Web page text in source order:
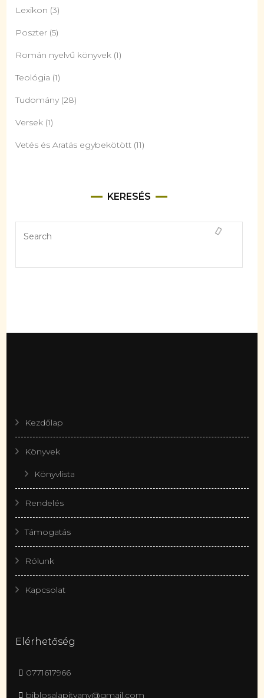
Lexikon (3)
Poszter (5)
Román nyelvű könyvek (1)
Teológia (1)
Tudomány (28)
Versek (1)
Vetés és Aratás egybekötött (11)
KERESÉS
Kezdőlap
Könyvek
Könyvlista
Rendelés
Támogatás
Rólunk
Kapcsolat
Elérhetőség
0771617966
biblosalapitvany@gmail.com